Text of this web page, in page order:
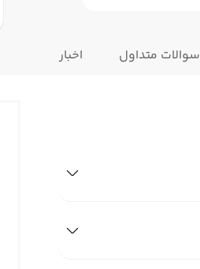
سوالات متداول اخبار